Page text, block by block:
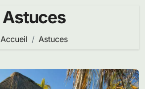
Astuces
Accueil Astuces